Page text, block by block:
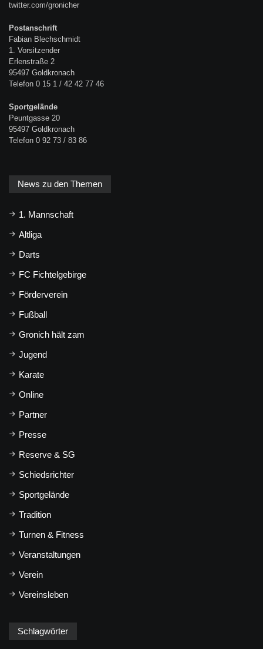
twitter.com/gronicher
Postanschrift
Fabian Blechschmidt
1. Vorsitzender
Erlenstraße 2
95497 Goldkronach
Telefon 0 15 1 / 42 42 77 46
Sportgelände
Peuntgasse 20
95497 Goldkronach
Telefon 0 92 73 / 83 86
News zu den Themen
1. Mannschaft
Altliga
Darts
FC Fichtelgebirge
Förderverein
Fußball
Gronich hält zam
Jugend
Karate
Online
Partner
Presse
Reserve & SG
Schiedsrichter
Sportgelände
Tradition
Turnen & Fitness
Veranstaltungen
Verein
Vereinsleben
Schlagwörter